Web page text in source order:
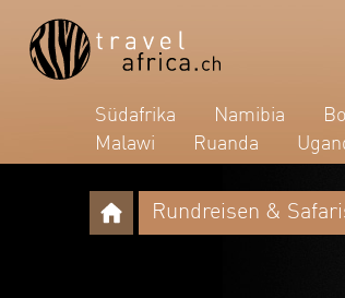
Südafrika Namibia
Malawi
Ruanda
Rundreisen &